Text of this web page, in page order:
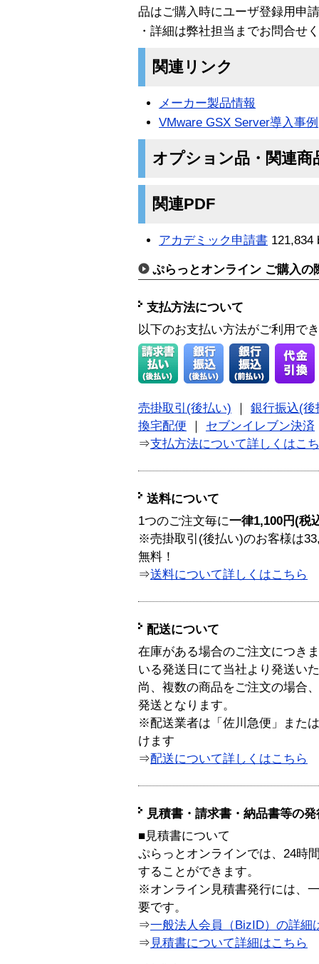
品はご購入時にユーザ登録用申
・詳細は弊社担当までお問合せ
関連リンク
メーカー製品情報
VMware GSX Server導入事例
オプション品・関連商
関連PDF
アカデミック申請書 121,834
ぷらっとオンライン ご購入の
支払方法について
以下のお支払い方法がご利用で
売掛取引(後払い)
銀行振込(後
換宅配便
セブンイレブン決済
⇒支払方法について詳しくはこ
送料について
1つのご注文毎に一律1,100円(税
※売掛取引(後払い)のお客様は
無料！
⇒送料について詳しくはこちら
配送について
在庫がある場合のご注文につき
いる発送日にて当社より発送い
尚、複数の商品をご注文の場合
発送となります。
※配送業者は「佐川急便」また
けます
⇒配送について詳しくはこちら
見積書・請求書・納品書等の
■見積書について
ぷらっとオンラインでは、24時
することができます。
※オンライン見積書発行には、
要です。
⇒一般法人会員（BizID）の詳細
⇒ 見積書について詳細はこちら